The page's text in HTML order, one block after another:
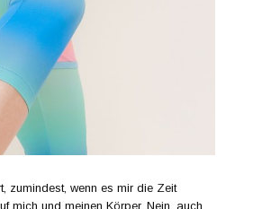
zumindest, wenn es mir die Zeit
mich und meinen Körper. Nein, auch